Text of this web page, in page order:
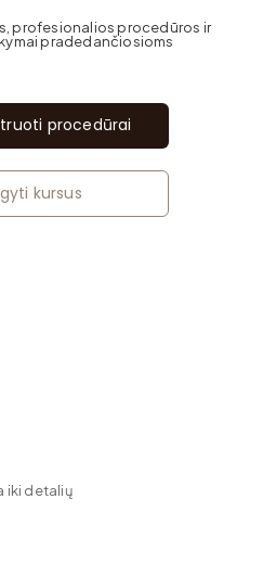
profesionalios procedūros ir
pradedančiosioms
procedūrai
kursus
iki detalių